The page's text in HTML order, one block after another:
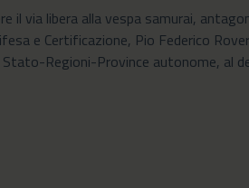
il via libera alla vespa samurai,
e Certificazione, Pio Federico
Regioni-Province autonome, al